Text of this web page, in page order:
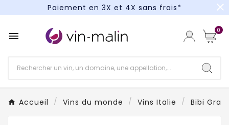
Paiement en 3X et 4X sans frais*
Paiement en 3X et 4X sans frais*
close
 0
Accueil Vins du monde Vins Italie Bibi